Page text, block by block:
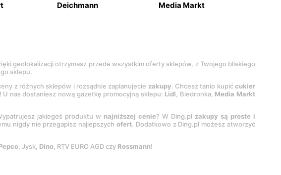
Deichmann Media Markt
geolokalizacji otrzymasz przede wszystkim oferty sklepów, z Twojego bliskiego
sklepu.
z różnych sklepów i rozsądnie zaplanujecie zakupy. Chcesz tanio kupićcukier
nas dostaniesz nową gazetkę promocyjną sklepu: Lidl, Biedronka, Media Markt
jakiegoś produktu w najniższej cenie? W Ding.pl zakupy są proste i
nigdy nie przegapisz najlepszychofert. Dodatkowo z Ding.pl możesz stworzyć
, Jysk, Dino, RTV EURO AGD czy Rossmann!